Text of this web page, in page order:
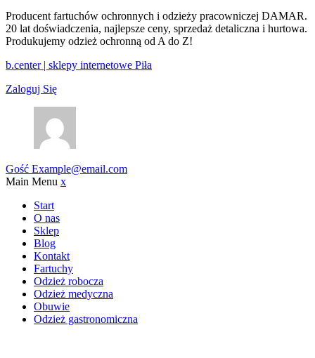
Producent fartuchów ochronnych i odzieży pracowniczej DAMAR.
20 lat doświadczenia, najlepsze ceny, sprzedaż detaliczna i hurtowa.
Produkujemy odzież ochronną od A do Z!
b.center | sklepy internetowe Piła
Zaloguj Się
Gość Example@email.com
Main Menu x
Start
O nas
Sklep
Blog
Kontakt
Fartuchy
Odzież robocza
Odzież medyczna
Obuwie
Odzież gastronomiczna